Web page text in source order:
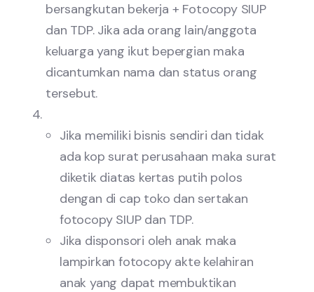
bersangkutan bekerja + Fotocopy SIUP
dan TDP. Jika ada orang lain/anggota
keluarga yang ikut bepergian maka
dicantumkan nama dan status orang
tersebut.
Jika memiliki bisnis sendiri dan tidak
ada kop surat perusahaan maka surat
diketik diatas kertas putih polos
dengan di cap toko dan sertakan
fotocopy SIUP dan TDP.
Jika disponsori oleh anak maka
lampirkan fotocopy akte kelahiran
anak yang dapat membuktikan